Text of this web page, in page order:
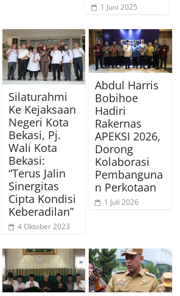
1 Juni 2025
Silaturahmi
Ke Kejaksaan
Negeri Kota
Bekasi, Pj.
Wali Kota
Bekasi:
“Terus Jalin
Sinergitas
Cipta Kondisi
Keberadilan”
4 Oktober 2023
Abdul Harris
Bobihoe
Hadiri
Rakernas
APEKSI 2026,
Dorong
Kolaborasi
Pembanguna
n Perkotaan
1 Juli 2026